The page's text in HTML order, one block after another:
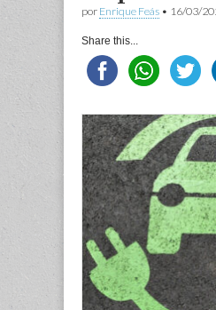
por Enrique Feás • 16/03/
Share this...